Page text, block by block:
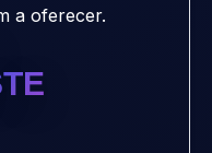
a oferecer.